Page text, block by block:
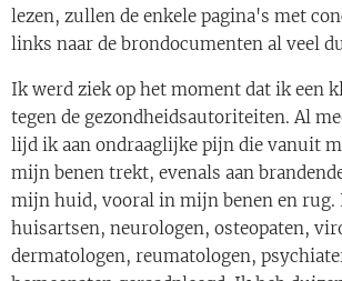
lezen, zullen de enkele pagina's met
links naar de brondocumenten al veel
Ik werd ziek op het moment dat ik een
tegen de gezondheidsautoriteiten. Al
lijd ik aan ondraaglijke pijn die vanuit
mijn benen trekt, evenals aan
mijn huid, vooral in mijn benen en rug.
huisartsen, neurologen, osteopaten,
dermatologen, reumatologen,